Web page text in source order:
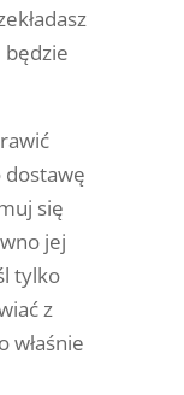
dostawę
się
jej
tylko
z
właśnie